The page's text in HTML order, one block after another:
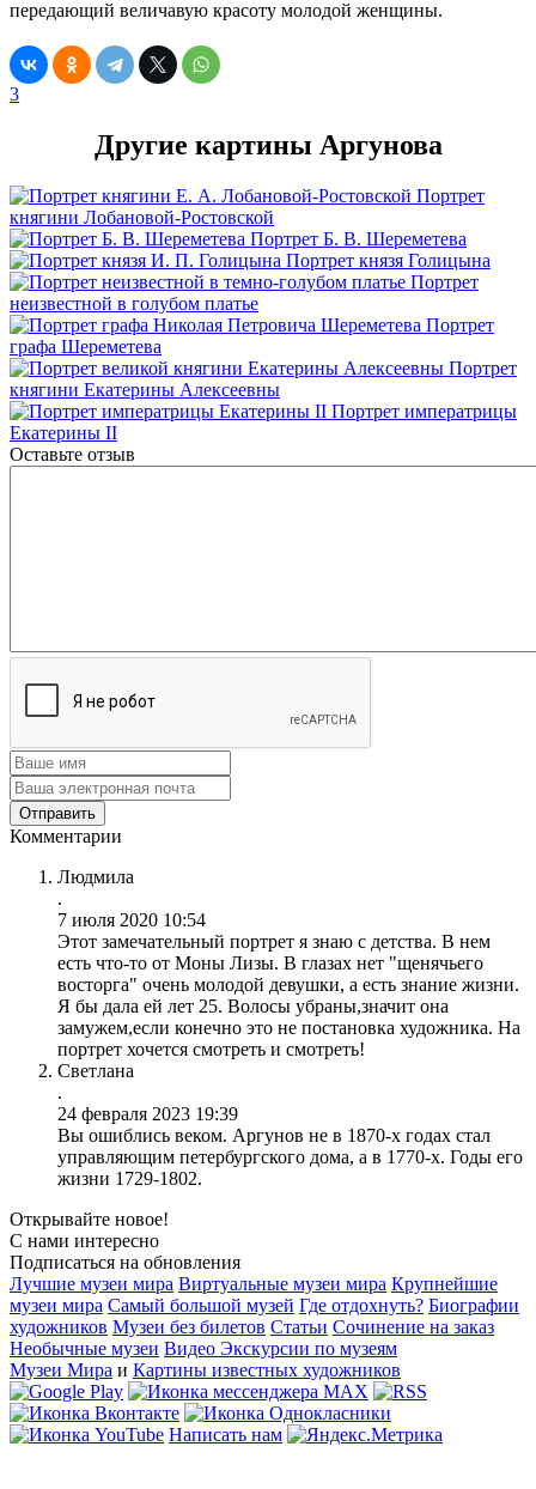
передающий величавую красоту молодой женщины.
3
Другие картины Аргунова
Портрет
княгини Лобановой-Ростовской
Портрет Б. В. Шереметева
Портрет князя Голицына
Портрет
неизвестной в голубом платье
Портрет
графа Шереметева
Портрет
княгини Екатерины Алексеевны
Портрет императрицы
Екатерины II
Оставьте отзыв
Комментарии
Людмила
.
7 июля 2020 10:54
Этот замечательный портрет я знаю с детства. В нем
есть что-то от Моны Лизы. В глазах нет "щенячьего
восторга" очень молодой девушки, а есть знание жизни.
Я бы дала ей лет 25. Волосы убраны,значит она
замужем,если конечно это не постановка художника. На
портрет хочется смотреть и смотреть!
Светлана
.
24 февраля 2023 19:39
Вы ошиблись веком. Аргунов не в 1870-х годах стал
управляющим петербургского дома, а в 1770-х. Годы его
жизни 1729-1802.
Открывайте новое!
С нами интересно
Подписаться на обновления
Лучшие музеи мира Виртуальные музеи мира Крупнейшие
музеи мира Самый большой музей Где отдохнуть? Биографии
художников Музеи без билетов Статьи Сочинение на заказ
Необычные музеи Видео Экскурсии по музеям
Музеи Мира и Картины известных художников
Написать нам